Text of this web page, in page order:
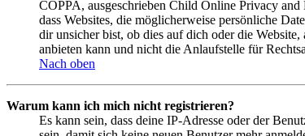
COPPA, ausgeschrieben Child Online Privacy
dass Websites, die möglicherweise persönliche
dir unsicher bist, ob dies auf dich oder die
anbieten kann und nicht die Anlaufstelle für
Nach oben
Warum kann ich mich nicht registrieren?
Es kann sein, dass deine IP-Adresse oder der